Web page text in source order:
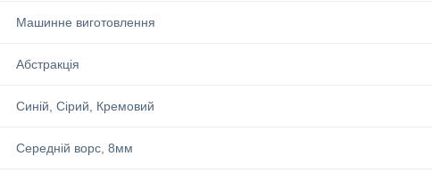
Машинне виготовлення
Абстракція
Синій ,Сірий Кремовий
Середній ворс ,8мм